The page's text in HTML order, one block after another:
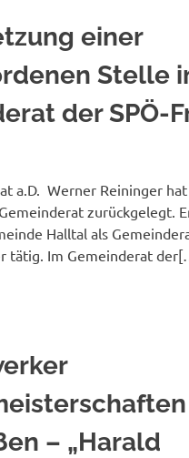
einer
Stelle
der SPÖ-
a.D. Werner Reininger
zurückgelegt.
Halltal als
tätig. Im Gemeinderat
– „Harald